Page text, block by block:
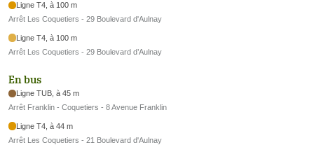
Ligne T4, à 100 m
Arrêt Les Coquetiers - 29 Boulevard d'Aulnay
Ligne T4, à 100 m
Arrêt Les Coquetiers - 29 Boulevard d’Aulnay
En bus
Ligne TUB, à 45 m
Arrêt Franklin - Coquetiers - 8 Avenue Franklin
Ligne T4, à 44 m
Arrêt Les Coquetiers - 21 Boulevard d'Aulnay